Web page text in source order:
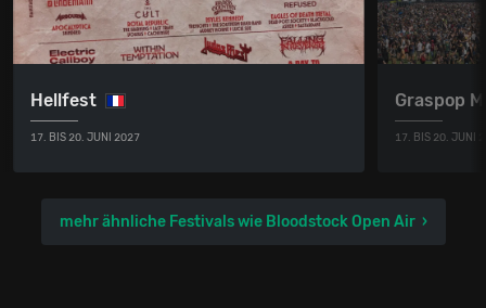
Hellfest
17. BIS 20. JUNI 2027
Graspop
17. BIS 20. JUNI
mehr ähnliche Festivals wie Bloodstock Open Air